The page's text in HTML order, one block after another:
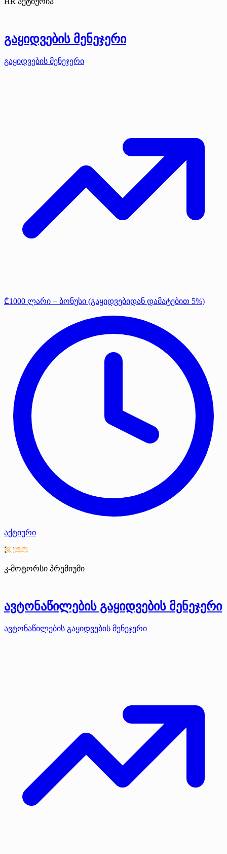
გაყიდვების მენეჯერი
გაყიდვების მენეჯერი
₾1000 ლარი + ბონუსი (გაყიდვებიდან დამატებით 5%)
აქტიური
კ-მოტორსი პრემიუმი
ავტონაწილების გაყიდვების მენეჯერი
ავტონაწილების გაყიდვების მენეჯერი